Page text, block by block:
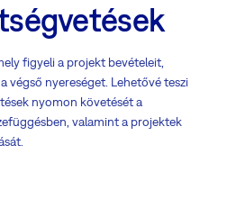
figyeli a projekt bevételeit,
végső nyereséget. Lehetővé teszi
nyomon követését a
valamint a projektek